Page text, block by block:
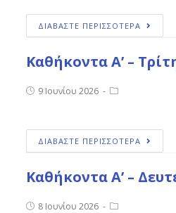
ΔΙΑΒΑΣΤΕ ΠΕΡΙΣΣΟΤΕΡΑ
Καθήκοντα Α’ –
9 Ιουνίου 2026
ΔΙΑΒΑΣΤΕ ΠΕΡΙΣΣΟΤΕΡΑ
Καθήκοντα Α’ –
8 Ιουνίου 2026